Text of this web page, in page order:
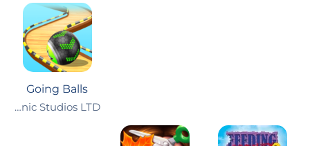
Going Balls
Supersonic Studios LTD‏